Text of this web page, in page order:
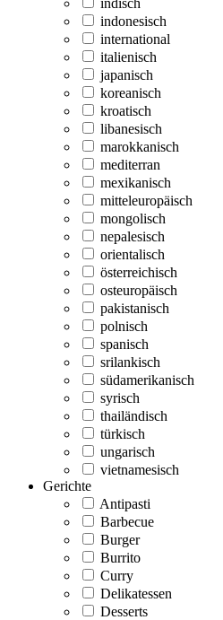
indonesisch
international
italienisch
japanisch
koreanisch
kroatisch
libanesisch
marokkanisch
mediterran
mexikanisch
mitteleuropäisch
mongolisch
nepalesisch
orientalisch
österreichisch
osteuropäisch
pakistanisch
polnisch
spanisch
srilankisch
südamerikanisch
syrisch
thailändisch
türkisch
ungarisch
vietnamesisch
Gerichte
Antipasti
Barbecue
Burger
Burrito
Curry
Delikatessen
Desserts